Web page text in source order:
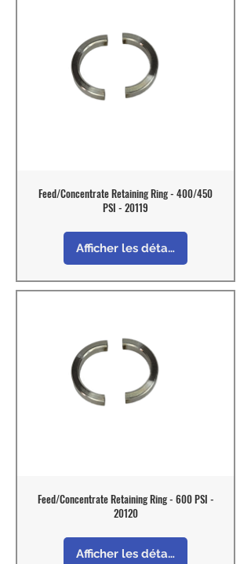
Feed/Concentrate Retaining Ring - 400/450
PSI - 20119
Afficher les détails
Feed/Concentrate Retaining Ring - 600 PSI -
20120
Afficher les détails